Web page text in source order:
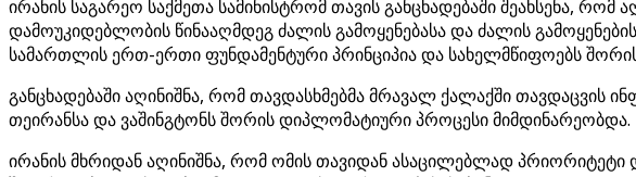
ირანის საგარეო საქმეთა სამინისტრომ თავის განცხადებაში შეახსენა,
დამოუკიდებლობის წინააღმდეგ ძალის გამოყენებასა და ძალის
სამართლის ერთ-ერთი ფუნდამენტური პრინციპია და სახელმწიფოებს
განცხადებაში აღინიშნა, რომ თავდასხმებმა მრავალ ქალაქში
თეირანსა და ვაშინგტონს შორის დიპლომატიური პროცესი მიმდინარეობდა.
ირანის მხრიდან აღინიშნა, რომ ომის თავიდან ასაცილებლად